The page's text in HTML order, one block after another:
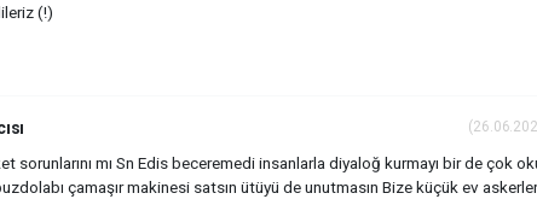
(!)
sorunlarını mı Sn Edis beceremedi insanlarla diyaloğ kurmayı bir de çok
çamaşır makinesi satsın ütüyü de unutmasın Bize küçük ev